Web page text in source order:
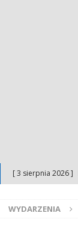
[ 3 sierpnia 2026 ]
[ 2 sierpnia 2026 ]
WYDARZENIA